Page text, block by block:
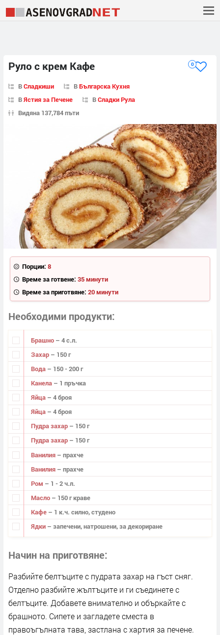
Руло с крем Кафе 0
ВСладкиши ВБългарска Кухня
ВЯстия за Печене ВСладки Рула
Видяна 137,784 пъти
Порции: 8
Време за готвене: 35 минути
Време за приготвяне: 20 минути
Необходими продукти
Брашно – 4 с.л.
Захар – 150 г
Вода – 150 - 200 г
Канела – 1 пръчка
Яйца – 4 броя
Яйца – 4 броя
Пудра захар – 150 г
Пудра захар – 150 г
Ванилия – прахче
Ванилия – прахче
Ром – 1 - 2 ч.л.
Масло – 150 г краве
Кафе – 1 к.ч. силно, студено
Ядки – запечени, натрошени, за декориране
Начин на приготвяне
Разбийте белтъците с пудрата захар на гъст сняг.
Отделно разбийте жълтъците и ги съединете с
белтъците. Добавете внимателно и объркайте с
брашното. Сипете и загладете сместа в
правоъгълната тава, застлана с хартия за печене.